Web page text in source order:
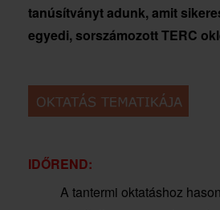
tanúsítványt adunk, amit
egyedi, sorszámozott TERC
IDŐREND:
A tantermi oktatáshoz